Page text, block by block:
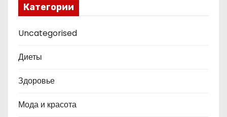
Категории
Uncategorised
Диеты
Здоровье
Мода и красота